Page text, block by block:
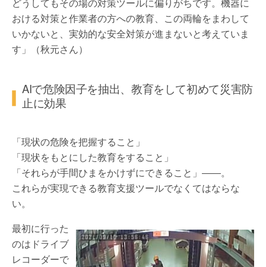
どうしてもその場の対策ツールに偏りがちです。機器に
おける対策と作業者の方への教育、この両輪をまわして
いかないと、実効的な安全対策が進まないと考えていま
す」（秋元さん）
AIで危険因子を抽出、教育をして初めて災害防
止に効果
「現状の危険を把握すること」
「現状をもとにした教育をすること」
「それらが手間ひまをかけずにできること」――。
これらが実現できる教育支援ツールでなくてはならな
い。
最初に行った
のはドライブ
レコーダーで